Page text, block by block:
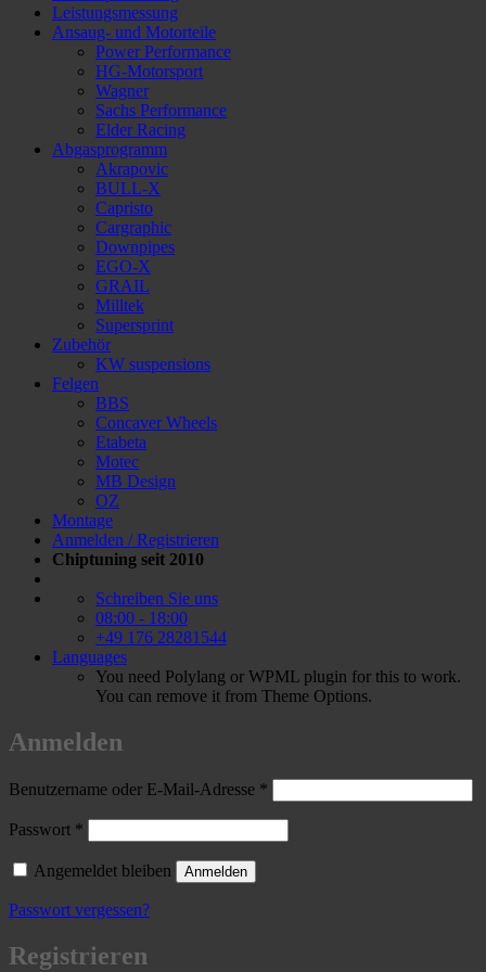
Leistungsmessung
Ansaug- und Motorteile
Power Performance
HG-Motorsport
Wagner
Sachs Performance
Elder Racing
Abgasprogramm
Akrapovic
BULL-X
Capristo
Cargraphic
Downpipes
EGO-X
GRAIL
Milltek
Supersprint
Zubehör
KW suspensions
Felgen
BBS
Concaver Wheels
Etabeta
Motec
MB Design
OZ
Montage
Anmelden / Registrieren
Chiptuning seit 2010
Schreiben Sie uns
08:00 - 18:00
+49 176 28281544
Languages
You need Polylang or WPML plugin for this to work.
You can remove it from Theme Options.
Anmelden
Benutzername oder E-Mail-Adresse *
Passwort *
Angemeldet bleiben Anmelden
Passwort vergessen?
Registrieren